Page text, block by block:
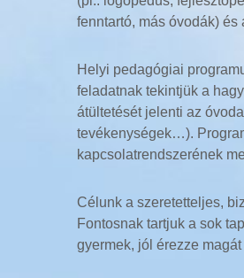
fenntartó, más óvodák)
Helyi pedagógiai
feladatnak tekintjük a
átültetését jelenti az
tevékenységek…).
kapcsolatrendszerének
Célunk a szeretetteljes,
Fontosnak tartjuk a sok
gyermek, jól érezze